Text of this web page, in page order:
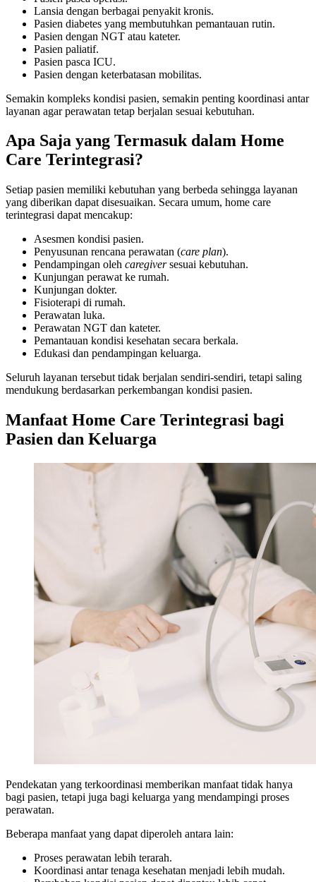
Lansia dengan berbagai penyakit kronis.
Pasien diabetes yang membutuhkan pemantauan rutin.
Pasien dengan NGT atau kateter.
Pasien paliatif.
Pasien pasca ICU.
Pasien dengan keterbatasan mobilitas.
Semakin kompleks kondisi pasien, semakin penting koordinasi antar
layanan agar perawatan tetap berjalan sesuai kebutuhan.
Apa Saja yang Termasuk dalam Home
Care Terintegrasi?
Setiap pasien memiliki kebutuhan yang berbeda sehingga layanan
yang diberikan dapat disesuaikan. Secara umum, home care
terintegrasi dapat mencakup:
Asesmen kondisi pasien.
Penyusunan rencana perawatan (care plan).
Pendampingan oleh caregiversesuai kebutuhan.
Kunjungan perawat ke rumah.
Kunjungan dokter.
Fisioterapi di rumah.
Perawatan luka.
Perawatan NGT dan kateter.
Pemantauan kondisi kesehatan secara berkala.
Edukasi dan pendampingan keluarga.
Seluruh layanan tersebut tidak berjalan sendiri-sendiri, tetapi saling
mendukung berdasarkan perkembangan kondisi pasien.
Manfaat Home Care Terintegrasi bagi
Pasien dan Keluarga
Pendekatan yang terkoordinasi memberikan manfaat tidak hanya
bagi pasien, tetapi juga bagi keluarga yang mendampingi proses
perawatan.
Beberapa manfaat yang dapat diperoleh antara lain:
Proses perawatan lebih terarah.
Koordinasi antar tenaga kesehatan menjadi lebih mudah.